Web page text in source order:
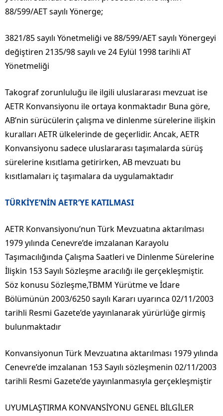
88/599/AET sayılı Yönerge;
3821/85 sayılı Yönetmeliği ve 88/599/AET sayılı Yönergeyi
değiştiren 2135/98 sayılı ve 24 Eylül 1998 tarihli AT
Yönetmeliği
Takograf zorunluluğu ile ilgili uluslararası mevzuat ise
AETR Konvansiyonu ile ortaya konmaktadır Buna göre,
AB’nin sürücülerin çalışma ve dinlenme sürelerine ilişkin
kuralları AETR ülkelerinde de geçerlidir. Ancak, AETR
Konvansiyonu sadece uluslararası taşımalarda sürüş
sürelerine kısıtlama getirirken, AB mevzuatı bu
kısıtlamaları iç taşımalara da uygulamaktadır
TÜRKİYE’NİN AETR’YE KATILMASI
AETR Konvansiyonu’nun Türk Mevzuatına aktarılması
1979 yılında Cenevre’de imzalanan Karayolu
Taşımacılığında Çalışma Saatleri ve Dinlenme Sürelerine
İlişkin 153 Sayılı Sözleşme aracılığı ile gerçekleşmiştir.
Söz konusu Sözleşme,TBMM Yürütme ve İdare
Bölümünün 2003/6250 sayılı Kararı uyarınca 02/11/2003
tarihli Resmi Gazete’de yayınlanarak yürürlüğe girmiş
bulunmaktadır
Konvansiyonun Türk Mevzuatına aktarılması 1979 yılında
Cenevre’de imzalanan 153 Sayılı sözleşmenin 02/11/2003
tarihli Resmi Gazete’de yayınlanmasıyla gerçekleşmiştir
UYUMLAŞTIRMA KONVANSİYONU GENEL BİLGİLER